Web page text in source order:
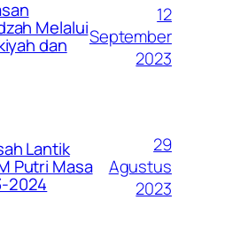
Melalui
dan
12
September
2023
Lantik
Putri Masa
2024
29
Agustus
2023